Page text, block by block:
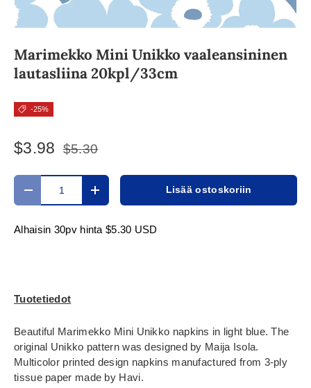
Marimekko Mini Unikko vaaleansininen
lautasliina 20kpl/33cm
-25%
$3.98 $5.30
Määrä
Translation missing: fi.cart.items.decrease_quantity
Translation missing:Lisää ostoskoriin
Alhaisin 30pv hinta $5.30 USD
Tuotetiedot
Beautiful Marimekko Mini Unikko napkins in light blue. The
original Unikko pattern was designed by Maija Isola.
Multicolor printed design napkins manufactured from 3-ply
tissue paper made by Havi.